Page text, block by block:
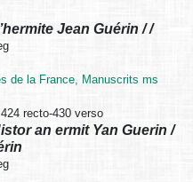
Jean Guérin / /
de la France, Manuscrits ms
recto-430 verso
an ermit Yan Guerin /